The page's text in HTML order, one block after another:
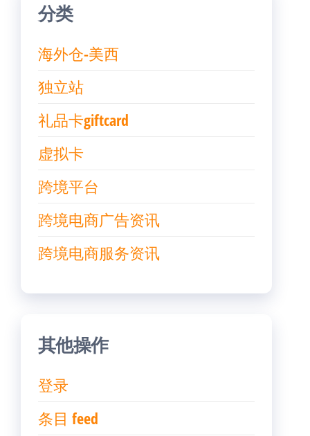
分类
海外仓-美西
独立站
礼品卡giftcard
虚拟卡
跨境平台
跨境电商广告资讯
跨境电商服务资讯
其他操作
登录
条目 feed